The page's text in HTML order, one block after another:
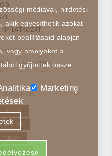
NYILATKOZAT
itt is:
PÓLÓK
PÓLÓK
PÓLÓK
médiával, hirdetési
akik egyesíthetik azokat
beállításaid alapján
vagy amelyeket a
gyűjtöttek össze.
Marketing